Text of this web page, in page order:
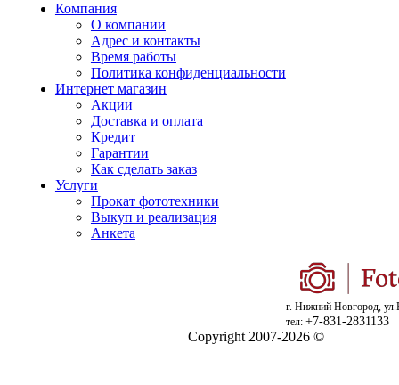
Компания
О компании
Адрес и контакты
Время работы
Политика конфиденциальности
Интернет магазин
Акции
Доставка и оплата
Кредит
Гарантии
Как сделать заказ
Услуги
Прокат фототехники
Выкуп и реализация
Анкета
г. Нижний Новгород,
тел: +7-831-2831133
Copyright 2007-2026 ©